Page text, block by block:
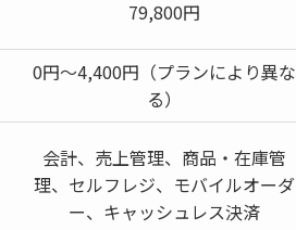
79,800円
0円〜4,400円（プランにより異な
る）
会計、売上管理、商品・在庫管
理、セルフレジ、モバイルオーダ
ー、キャッシュレス決済